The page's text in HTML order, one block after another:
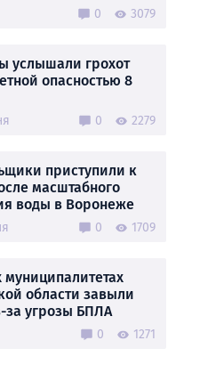
0 3079
услышали грохот
опасностью 8
0 2279
приступили к
масштабного
воды в Воронеже
0 1709
муниципалитетах
области завыли
за угрозы БПЛА
0 1271